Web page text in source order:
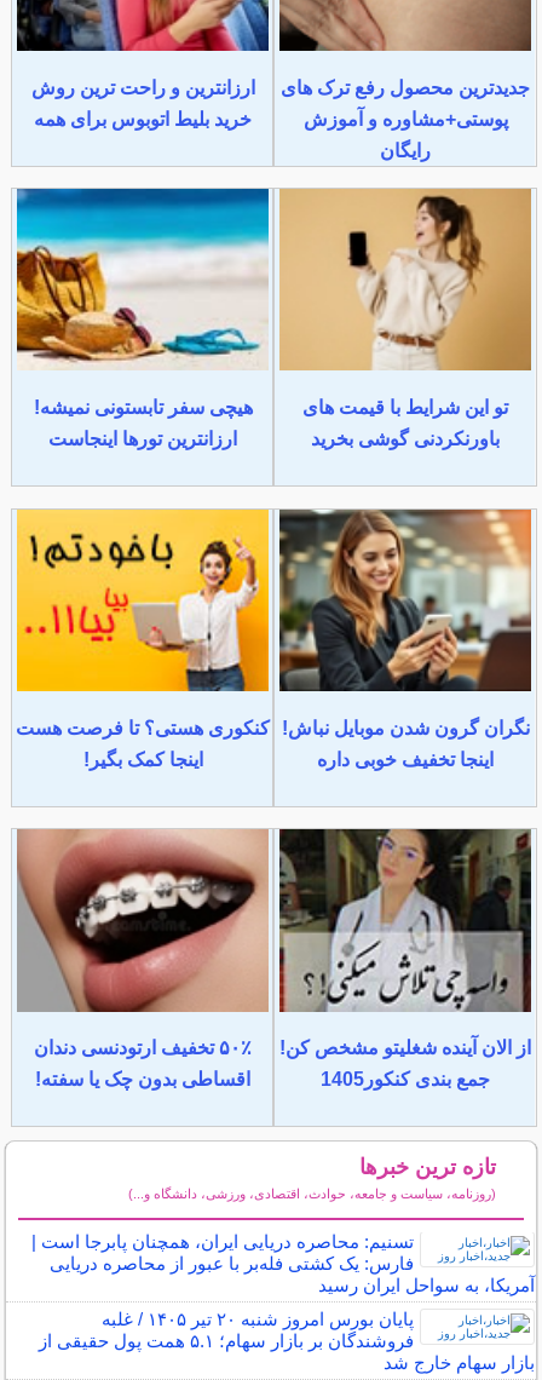
جدیدترین محصول رفع ترک های
پوستی+مشاوره و آموزش
رایگان
ارزانترین و راحت ترین روش
خرید بلیط اتوبوس برای همه
تو این شرایط با قیمت های
باورنکردنی گوشی بخرید
هیچی سفر تابستونی نمیشه!
ارزانترین تورها اینجاست
نگران گرون شدن موبایل نباش!
اینجا تخفیف خوبی داره
کنکوری هستی؟ تا فرصت هست
اینجا کمک بگیر!
از الان آینده شغلیتو مشخص کن!
جمع بندی کنکور1405
۵۰٪ تخفیف ارتودنسی دندان
اقساطی بدون چک یا سفته!
تازه ترین خبرها
(روزنامه، سیاست و جامعه، حوادث، اقتصادی، ورزشی، دانشگاه و...)
تسنیم: محاصره دریایی ایران، همچنان پابرجا است |
فارس: یک کشتی فله‌بر با عبور از محاصره دریایی
آمریکا، به سواحل ایران رسید
پایان بورس امروز شنبه ۲۰ تیر ۱۴۰۵ / غلبه
فروشندگان بر بازار سهام؛ ۵.۱ همت پول حقیقی از
بازار سهام خارج شد